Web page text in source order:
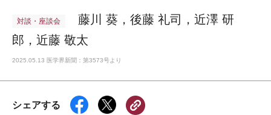
対談・座談会
藤川 葵，後藤 礼司，近澤 研
郎，近藤 敬太
2025.05.13 医学界新聞：第3573号より
シェアする